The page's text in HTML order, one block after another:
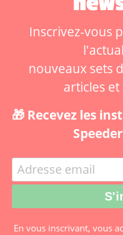
Inscrivez-vous
nouveaux sets
articles
🎁 Recevez les
En vous inscrivant, vous